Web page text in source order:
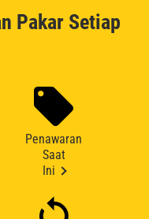
Pakar Setiap
Penawaran
Saat
Ini